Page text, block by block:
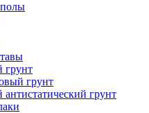
грунт
грунт
грунт